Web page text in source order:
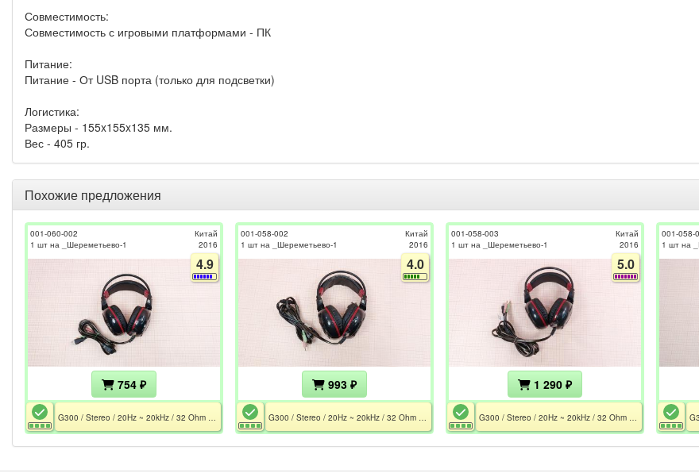
Совместимость:
Совместимость с игровыми платформами - ПК
Питание:
Питание - От USB порта (только для подсветки)
Логистика:
Размеры - 155x155x135 мм.
Вес - 405 гр.
Похожие предложения
001-060-002
1 шт на _Шереметьево-1
Китай
2016
4.9
754 ₽
001-058-002
1 шт на _Шереметьево-1
Китай
2016
4.0
993 ₽
001-058-003
1 шт на _Шереметьево-1
Китай
2016
5.0
1 290 ₽
001-058-
1 шт на